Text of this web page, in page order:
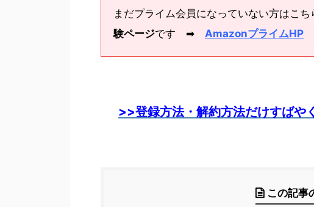
まだプライム会員になっていない方はこち
験ページです ➡ AmazonプライムHP
>>登録方法・解約方法だけすばや
この記事